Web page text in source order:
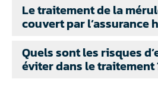
Le traitement de la
couvert par l’assurance
Quels sont les risques
éviter dans le traitement